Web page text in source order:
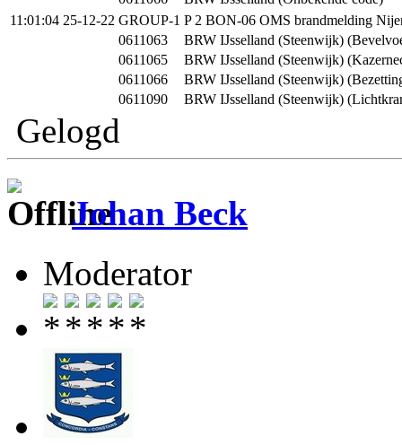
11:01:04 25-12-22 GROUP-1 P 2 BON-06 OMS brandmelding
0611063
BRW IJsselland (Steenwijk)
0611065
BRW IJsselland (Steenwijk)
0611066
BRW IJsselland (Steenwijk)
0611090
BRW IJsselland (Steenwijk)
Gelogd
Johan Beck
Moderator